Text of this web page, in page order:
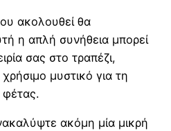
ακολουθεί θα
η απλή συνήθεια μπορεί
σας στο τραπέζι,
μυστικό για τη
φέτας.
ακόμη μία μικρή